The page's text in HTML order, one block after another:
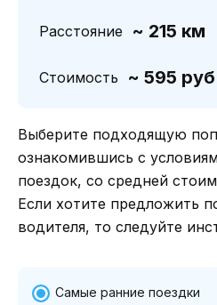
Расстояние ~ 215 км
Стоимость ~ 595
Выберите подходящую
ознакомившись с
поездок, со средней
Если хотите предложить
водителя, то следуйте
Самые ранние поездки